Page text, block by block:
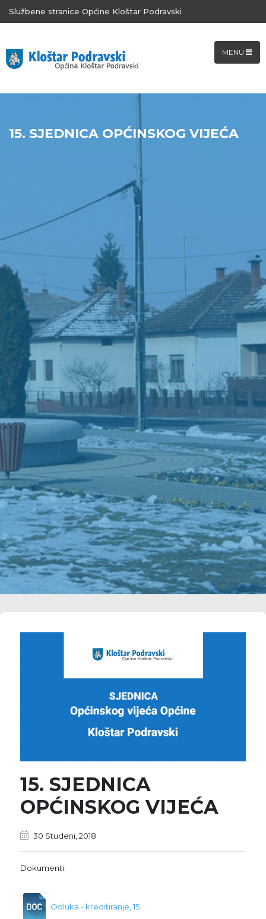
Službene stranice Općine Kloštar Podravski
MENU
15. SJEDNICA OPĆINSKOG VIJEĆA
15. SJEDNICA
OPĆINSKOG VIJEĆA
30 Studeni, 2018
Dokumenti:
Odluka - kreditiranje, 15